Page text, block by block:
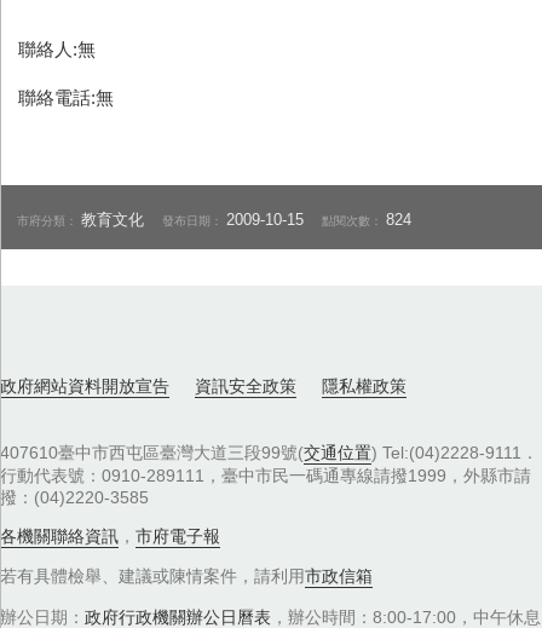
聯絡人:無
聯絡電話:無
市府分類：教育文化 發布日期： 2009-10-15 點閱次數：824
政府網站資料開放宣告 資訊安全政策 隱私權政策
407610臺中市西屯區臺灣大道三段99號(交通位置) Tel:(04)2228-9111．
行動代表號：0910-289111，臺中市民一碼通專線請撥1999，外縣市請
撥：(04)2220-3585
各機關聯絡資訊 ， 市府電子報
若有具體檢舉、建議或陳情案件，請利用市政信箱
辦公日期： 政府行政機關辦公日曆表 ，辦公時間：8:00-17:00，中午休息